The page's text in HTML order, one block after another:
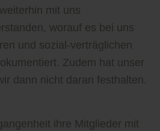
mit uns
worauf es bei uns
und sozial-verträglichen
Zudem hat unser
dann nicht daran festhalten.
ihre Mitglieder mit